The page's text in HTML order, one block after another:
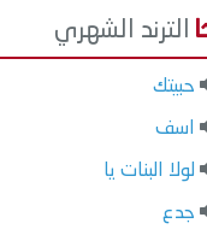
الترند الشهري
حبيتك
اسف
لولا البنات يا
جدع